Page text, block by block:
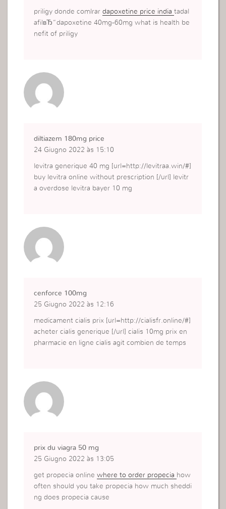
priligy donde comlrardapoxetine price indiatadal
afilвЂ“dapoxetine 40mg-60mg what is health be
nefit of priligy
diltiazem 180mg price
24 Giugno 2022 às 15:10
levitra generique 40 mg [url=http://levitraa.win/#]
buy levitra online without prescription [/url] levitr
a overdose levitra bayer 10 mg
cenforce 100mg
25 Giugno 2022 às 12:16
medicament cialis prix [url=http://cialisfr.online/#]
acheter cialis generique [/url] cialis 10mg prix en
pharmacie en ligne cialis agit combien de temps
prix du viagra 50 mg
25 Giugno 2022 às 13:05
get propecia onlinewhere to order propecia how
often should you take propecia how much sheddi
ng does propecia cause